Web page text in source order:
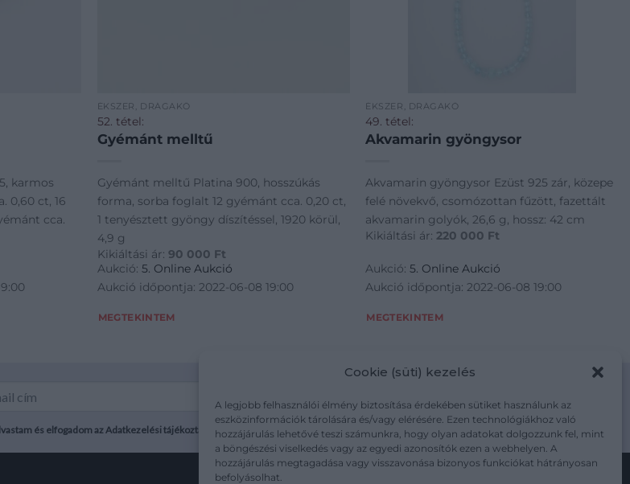
Cookie (süti) kezelés
A legjobb felhasználói élmény biztosítása érdekében sütiket használunk az
eszközinformációk tárolására és/vagy elérésére. Ezen technológiákhoz való
hozzájárulás lehetővé teszi számunkra, hogy olyan adatokat dolgozzunk fel, mint
a böngészési viselkedés vagy az egyedi azonosítók ezen a webhelyen. A
hozzájárulás megtagadása vagy visszavonása bizonyos funkciókat hátrányosan
befolyásolhat.
karmos
0,60 ct, 16
cca.
ÉKSZER, DRÁGAKŐ
52. tétel:
Gyémánt melltű
Gyémánt melltű Platina 900, hosszúkás
forma, sorba foglalt 12 gyémánt cca. 0,20 ct,
1 tenyésztett gyöngy díszítéssel, 1920 körül,
4,9 g
Kikiáltási ár: 90 000 Ft
Aukció: 5. Online Aukció
Aukció időpontja: 2022-06-08 19:00
MEGTEKINTEM
ÉKSZER, DRÁGAKŐ
49. tétel:
Akvamarin gyöngysor
Akvamarin gyöngysor Ezüst 925 zár, közepe
felé növekvő, csomózottan fűzött, fazettált
akvamarin golyók, 26,6 g, hossz: 42 cm
Kikiáltási ár: 220 000 Ft
Aukció:5. Online Aukció
Aukció időpontja: 2022-06-08 19:00
MEGTEKINTEM
és elfogadom az Adatkezelési tájékoztatót: mutargy.com/adatkezelesi-tajekoztato/